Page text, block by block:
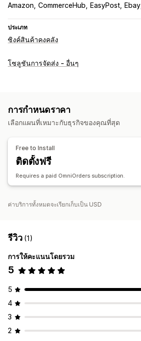
Amazon CommerceHub EasyPost Ebay
ประเภท
ซิงค์สินค้าคงคลัง
ประเภทการซิงค์
การแจ้งเตือนและรายงาน
การแจ้งเตือนอัตโนมัติ
การแจ้งเตือนพนักงาน
การแจ้งเตือนสินค้าคงคลัง
การนำเข้าและส่งออกข้อมูล
โซลูชันการจัดส่ง - อื่นๆ
การกำหนดราคา
เลือกแผนที่เหมาะกับธุรกิจของคุณที่สุด
Free to Install
ติดตั้งฟรี
Requires a paid OmniOrders subscription.
ค่าบริการทั้งหมดจะเรียกเก็บเป็น USD
รีวิว (1)
การให้คะแนนโดยรวม
5
5
4
3
2